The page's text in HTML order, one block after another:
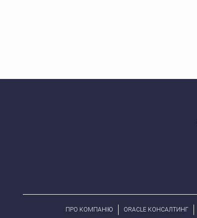
ПРО КОМПАНІЮ ORACLE КОНСАЛТИНГ